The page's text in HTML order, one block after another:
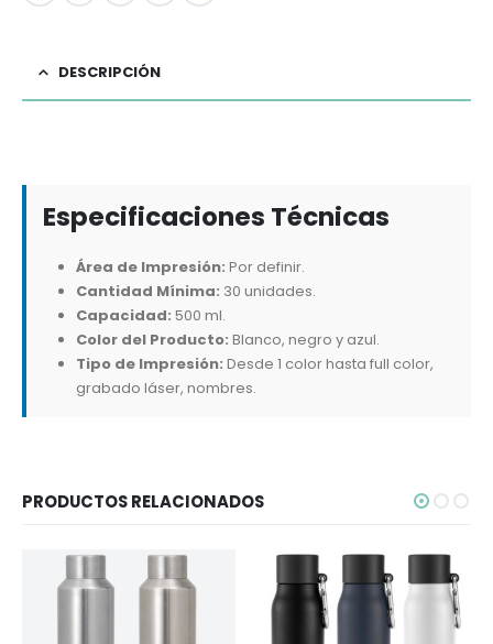
DESCRIPCIÓN
Especificaciones Técnicas
Área de Impresión: Por definir.
Cantidad Mínima: 30 unidades.
Capacidad: 500 ml.
Color del Producto: Blanco, negro y azul.
Tipo de Impresión: Desde 1 color hasta full color,
grabado láser, nombres.
PRODUCTOS RELACIONADOS